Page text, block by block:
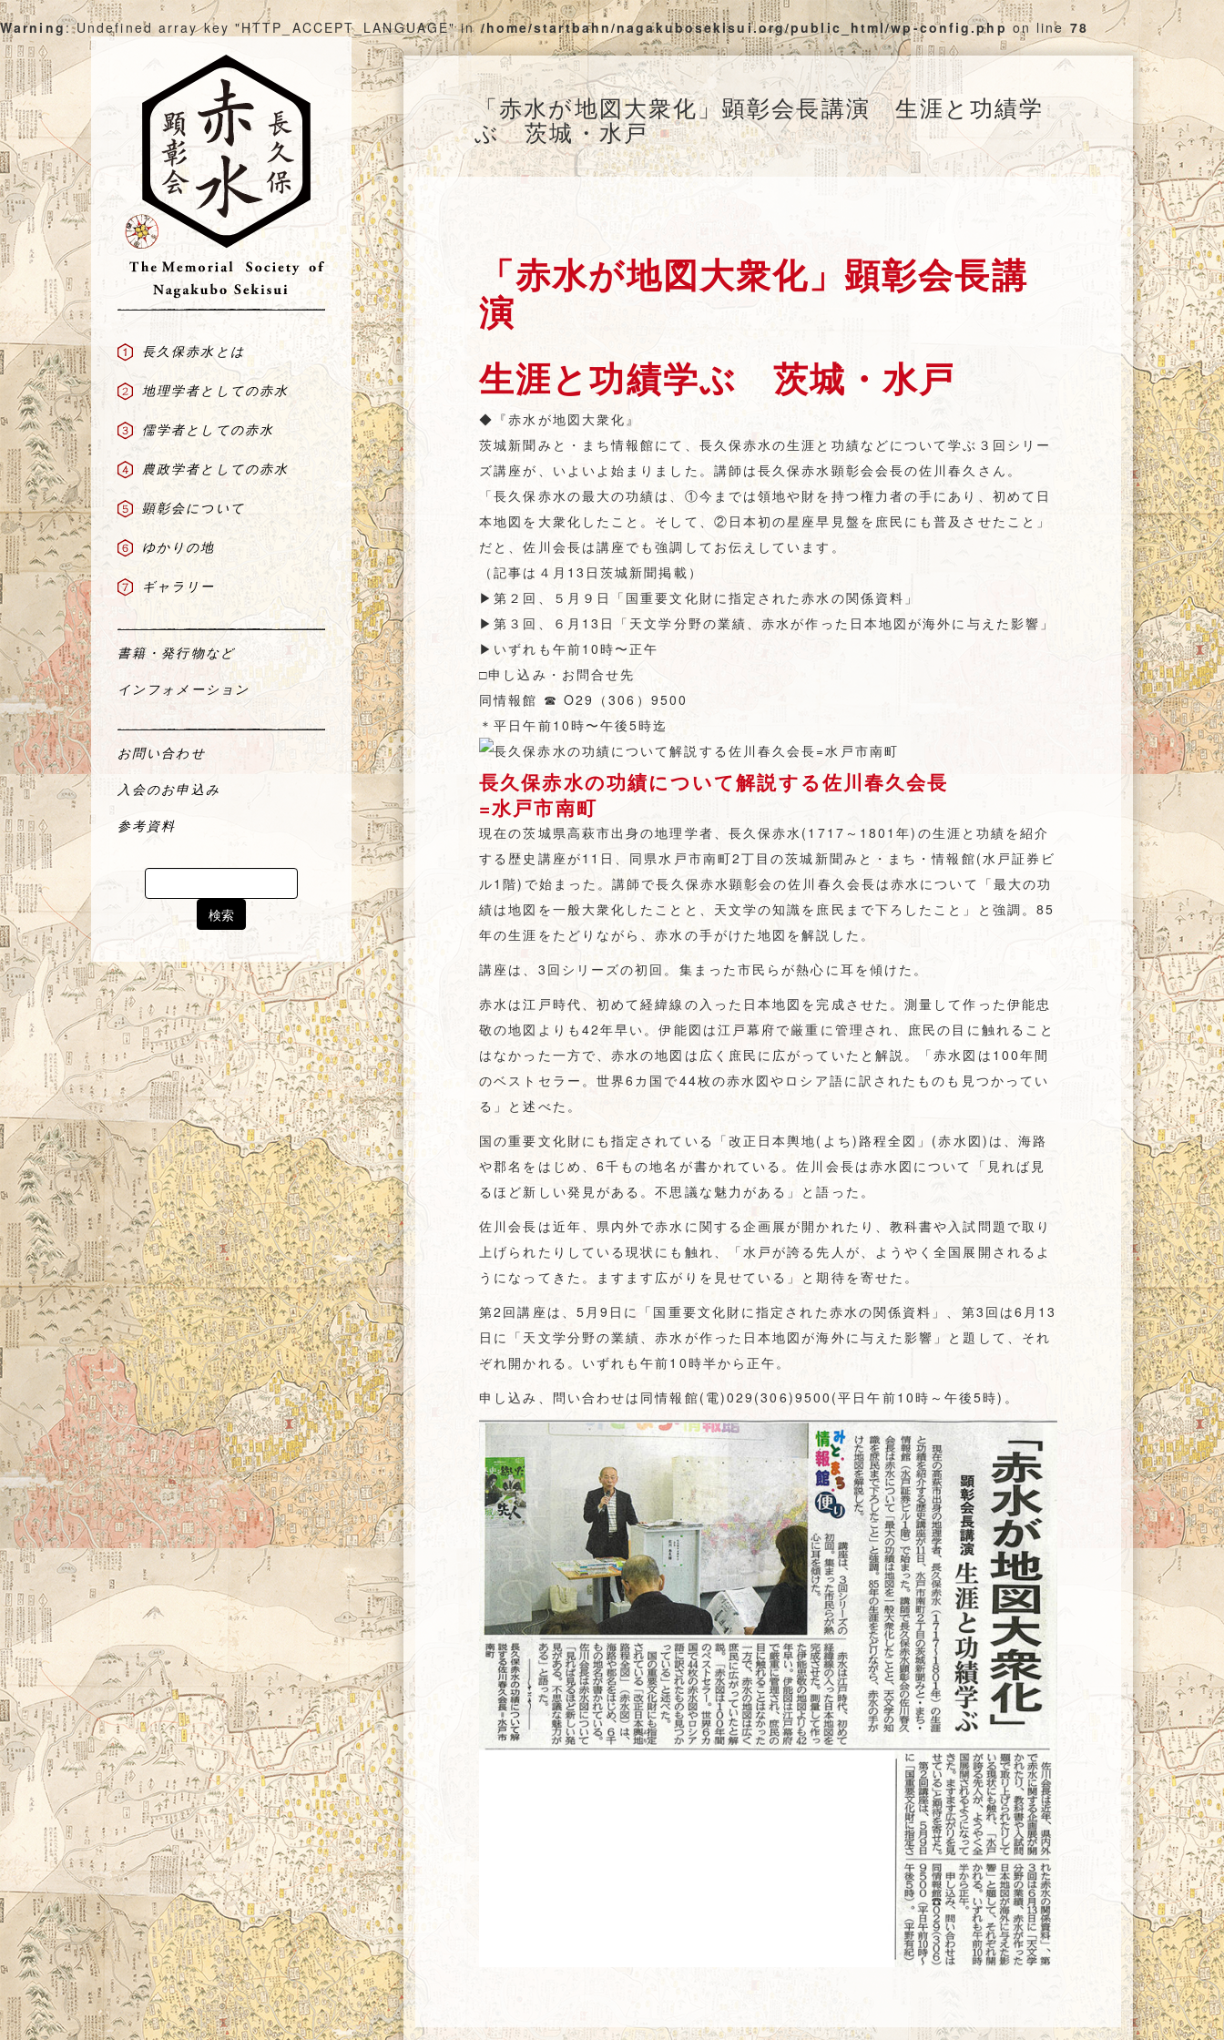
Warning: Undefined array key "HTTP_ACCEPT_LANGUAGE" in/home/startbahn/nagakubosekisui.org/public_html/wp-config.php on line 78
Skip
to
長久保赤水とは
地理学者としての赤水
儒学者としての赤水
農政学者としての赤水
顕彰会について
ゆかりの地
ギャラリー
書籍・発行物など
インフォメーション
お問い合わせ
入会のお申込み
参考資料
Search
for:
「赤水が地図大衆化」顕彰会長講演 生涯と功績学
ぶ 茨城・水戸
「赤水が地図大衆化」顕彰会長講
演
生涯と功績学ぶ 茨城・水戸
◆『赤水が地図大衆化』
茨城新聞みと・まち情報館にて、長久保赤水の生涯と功績などについて学ぶ３回シリー
ズ講座が、いよいよ始まりました。講師は長久保赤水顕彰会会長の佐川春久さん。
「長久保赤水の最大の功績は、①今までは領地や財を持つ権力者の手にあり、初めて日
本地図を大衆化したこと。そして、②日本初の星座早見盤を庶民にも普及させたこと」
だと、佐川会長は講座でも強調してお伝えしています。
（記事は４月13日茨城新聞掲載）
▶︎第２回、５月９日「国重要文化財に指定された赤水の関係資料」
▶︎第３回、６月13日「天文学分野の業績、赤水が作った日本地図が海外に与えた影響」
▶︎ いずれも午前10時〜正午
□申し込み・お問合せ先
同情報館 ☎︎ O29（306）9500
＊平日午前10時〜午後5時迄
長久保赤水の功績について解説する佐川春久会長
=水戸市南町
現在の茨城県高萩市出身の地理学者、長久保赤水(1717～1801年)の生涯と功績を紹介
する歴史講座が11日、同県水戸市南町2丁目の茨城新聞みと・まち・情報館(水戸証券ビ
ル1階)で始まった。講師で長久保赤水顕彰会の佐川春久会長は赤水について「最大の功
績は地図を一般大衆化したことと、天文学の知識を庶民まで下ろしたこと」と強調。85
年の生涯をたどりながら、赤水の手がけた地図を解説した。
講座は、3回シリーズの初回。集まった市民らが熱心に耳を傾けた。
赤水は江戸時代、初めて経緯線の入った日本地図を完成させた。測量して作った伊能忠
敬の地図よりも42年早い。伊能図は江戸幕府で厳重に管理され、庶民の目に触れること
はなかった一方で、赤水の地図は広く庶民に広がっていたと解説。「赤水図は100年間
のベストセラー。世界6カ国で44枚の赤水図やロシア語に訳されたものも見つかってい
る」と述べた。
国の重要文化財にも指定されている「改正日本輿地(よち)路程全図」(赤水図)は、海路
や郡名をはじめ、6千もの地名が書かれている。佐川会長は赤水図について「見れば見
るほど新しい発見がある。不思議な魅力がある」と語った。
佐川会長は近年、県内外で赤水に関する企画展が開かれたり、教科書や入試問題で取り
上げられたりしている現状にも触れ、「水戸が誇る先人が、ようやく全国展開されるよ
うになってきた。ますます広がりを見せている」と期待を寄せた。
第2回講座は、5月9日に「国重要文化財に指定された赤水の関係資料」、第3回は6月13
日に「天文学分野の業績、赤水が作った日本地図が海外に与えた影響」と題して、それ
ぞれ開かれる。いずれも午前10時半から正午。
申し込み、問い合わせは同情報館(電)029(306)9500(平日午前10時～午後5時)。